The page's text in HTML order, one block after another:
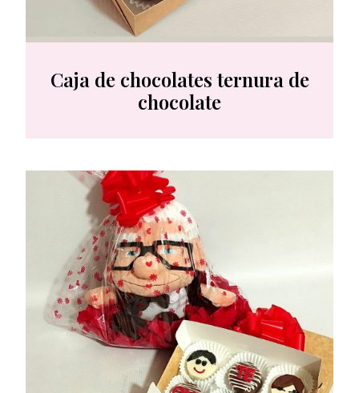
Caja de chocolates ternura de
chocolate